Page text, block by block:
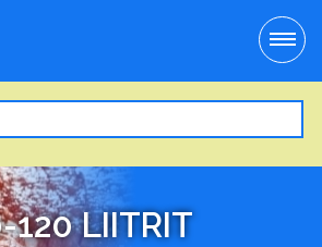
120 LIITRIT